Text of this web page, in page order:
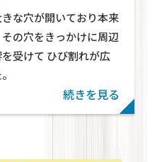
な穴が開いており本来
の穴をきっかけに周辺
ひび割れが広
続きを見る